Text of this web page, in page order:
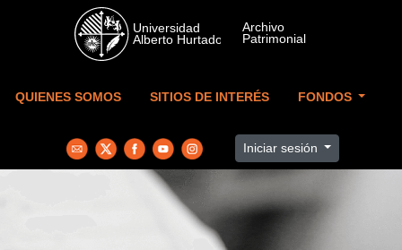
Skip to main content
QUIENES SOMOS SITIOS DE INTERÉS FONDOS
Iniciar sesión